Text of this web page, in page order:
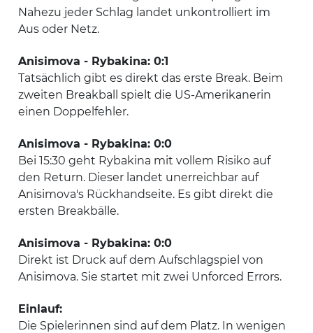
Nahezu jeder Schlag landet unkontrolliert im
Aus oder Netz.
Anisimova - Rybakina: 0:1
Tatsächlich gibt es direkt das erste Break. Beim
zweiten Breakball spielt die US-Amerikanerin
einen Doppelfehler.
Anisimova - Rybakina: 0:0
Bei 15:30 geht Rybakina mit vollem Risiko auf
den Return. Dieser landet unerreichbar auf
Anisimova's Rückhandseite. Es gibt direkt die
ersten Breakbälle.
Anisimova - Rybakina: 0:0
Direkt ist Druck auf dem Aufschlagspiel von
Anisimova. Sie startet mit zwei Unforced Errors.
Einlauf:
Die Spielerinnen sind auf dem Platz. In wenigen